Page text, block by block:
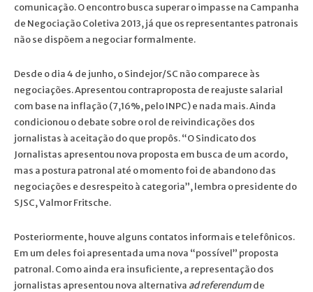
comunicação. O encontro busca superar o impasse na Campanha
de Negociação Coletiva 2013, já que os representantes patronais
não se dispõem a negociar formalmente.
Desde o dia 4 de junho, o Sindejor/SC não comparece às
negociações. Apresentou contraproposta de reajuste salarial
com base na inflação (7,16%, pelo INPC) e nada mais. Ainda
condicionou o debate sobre o rol de reivindicações dos
jornalistas à aceitação do que propôs. “O Sindicato dos
Jornalistas apresentou nova proposta em busca de um acordo,
mas a postura patronal até o momento foi de abandono das
negociações e desrespeito à categoria”, lembra o presidente do
SJSC, Valmor Fritsche.
Posteriormente, houve alguns contatos informais e telefônicos.
Em um deles foi apresentada uma nova “possível” proposta
patronal. Como ainda era insuficiente, a representação dos
jornalistas apresentou nova alternativa ad referendumde